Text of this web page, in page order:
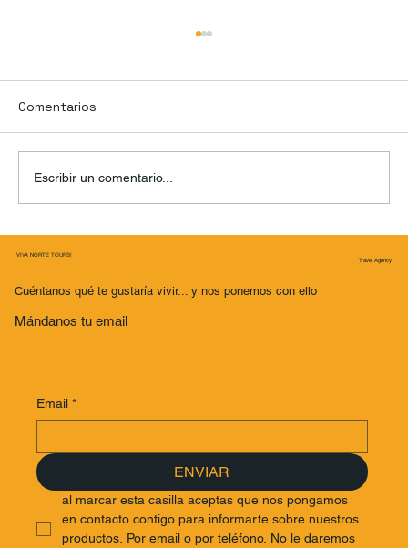
Building: ¡Vistas épicas y secretos
Comentarios
Escribir un comentario...
VIVA NORTE TOURS!
Travel Agency
Mándanos tu email
Cuéntanos qué te gustaría vivir... y nos ponemos con ello
Email *
ENVIAR
al marcar esta casilla aceptas que nos pongamos
en contacto contigo para informarte sobre nuestros
productos. Por email o por teléfono. No le daremos